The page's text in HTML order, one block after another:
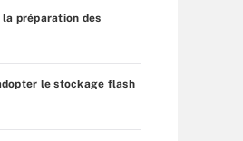
la préparation des
le stockage flash